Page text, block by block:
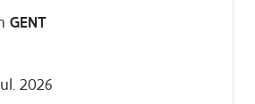
GENT
2026